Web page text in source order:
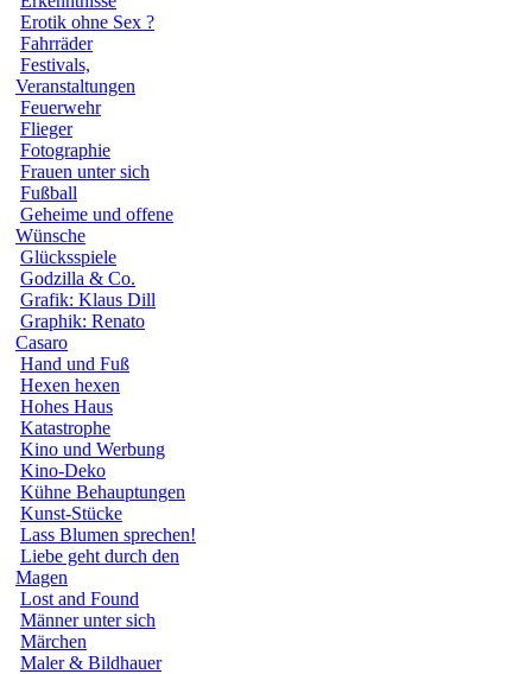
Erotik ohne Sex ?
Fahrräder
Festivals,
Veranstaltungen
Feuerwehr
Flieger
Fotographie
Frauen unter sich
Fußball
Geheime und offene
Wünsche
Glücksspiele
Godzilla & Co.
Grafik: Klaus Dill
Graphik: Renato
Casaro
Hand und Fuß
Hexen hexen
Hohes Haus
Katastrophe
Kino und Werbung
Kino-Deko
Kühne Behauptungen
Kunst-Stücke
Lass Blumen sprechen!
Liebe geht durch den
Magen
Lost and Found
Männer unter sich
Märchen
Maler & Bildhauer